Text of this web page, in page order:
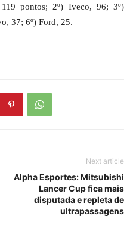
119 pontos; 2º) Iveco, 96; 3º)
37; 6º) Ford, 25.
Next article
Alpha Esportes: Mitsubishi
Lancer Cup fica mais
disputada e repleta de
ultrapassagens